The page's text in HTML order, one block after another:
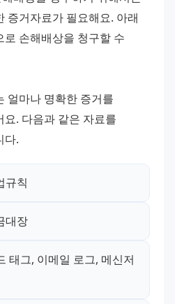
증거자료가 필요해요. 아래
손해배상을 청구할 수
얼마나 명확한 증거를
. 다음과 같은 자료를
다.
규칙
대장
태그, 이메일 로그, 메신저